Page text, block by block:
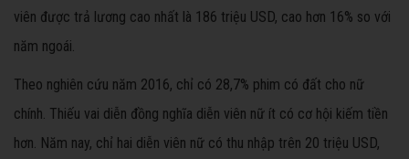
viên được trả lương cao nhất là 186 triệu USD, cao hơn 16% so với
năm ngoái.
Theo nghiên cứu năm 2016, chỉ có 28,7% phim có đất cho nữ
chính. Thiếu vai diễn đồng nghĩa diễn viên nữ ít có cơ hội kiếm tiền
hơn. Năm nay, chỉ hai diễn viên nữ có thu nhập trên 20 triệu USD,